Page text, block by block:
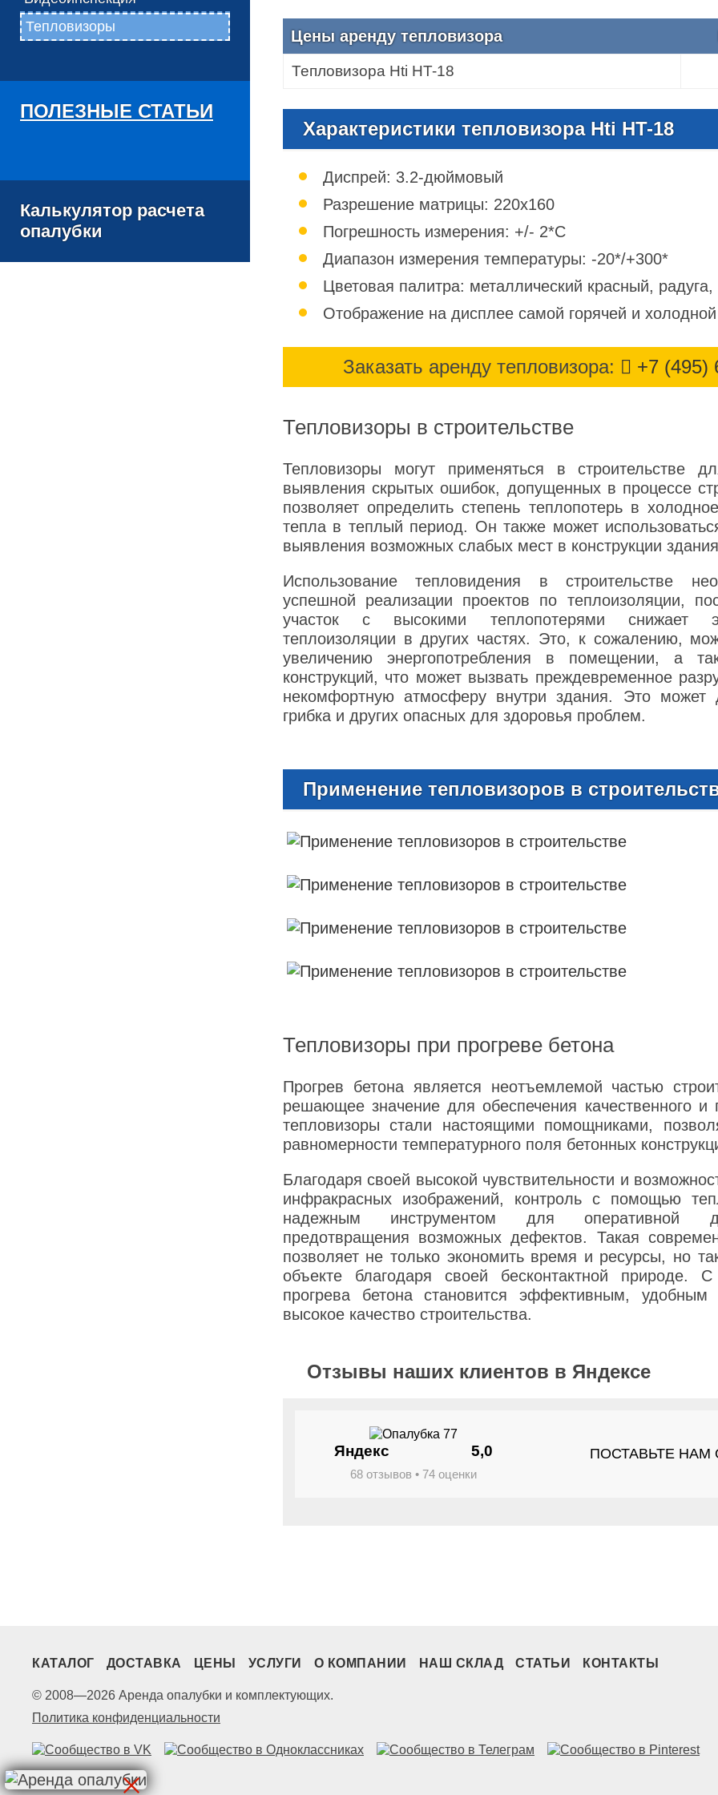
Тепловизоры
ПОЛЕЗНЫЕ СТАТЬИ
Калькулятор расчета
опалубки
Цены аренду тепловизора
Тепловизора Hti HT-18
Характеристики тепловизора Hti HT-18
Диспрей: 3.2-дюймовый
Разрешение матрицы: 220х160
Погрешность измерения: +/- 2*С
Диапазон измерения температуры: -20*/+300*
Цветовая палитра: металлический красный,
Отображение на дисплее самой горячей и холодной
Заказать аренду тепловизора: +7 (495)
Тепловизоры в строительстве
Тепловизоры могут применяться в строительстве
выявления скрытых ошибок, допущенных в процессе
позволяет определить степень теплопотерь в
тепла в теплый период. Он также может
выявления возможных слабых мест в конструкции
Использование тепловидения в строительстве
успешной реализации проектов по теплоизоляции,
участок с высокими теплопотерями снижает
теплоизоляции в других частях. Это, к сожалению,
увеличению энергопотребления в помещении, а
конструкций, что может вызвать преждевременное
некомфортную атмосферу внутри здания. Это может
грибка и других опасных для здоровья проблем.
Применение тепловизоров в
Тепловизоры при прогреве бетона
Прогрев бетона является неотъемлемой частью
решающее значение для обеспечения качественного и
тепловизоры стали настоящими помощниками,
равномерности температурного поля бетонных
Благодаря своей высокой чувствительности и
инфракрасных изображений, контроль с помощью
надежным инструментом для оперативной
предотвращения возможных дефектов. Такая
позволяет не только экономить время и ресурсы, но
объекте благодаря своей бесконтактной природе.
прогрева бетона становится эффективным,
высокое качество строительства.
Отзывы наших клиентов в Яндексе
Яндекс 5,0
68 отзывов • 74 оценки
ПОСТАВЬТЕ НАМ
КАТАЛОГ ДОСТАВКА ЦЕНЫ УСЛУГИ О КОМПАНИИ НАШ СКЛАД СТАТЬИ КОНТАКТЫ
© 2008—2026 Аренда опалубки и комплектующих.
Политика конфиденциальности